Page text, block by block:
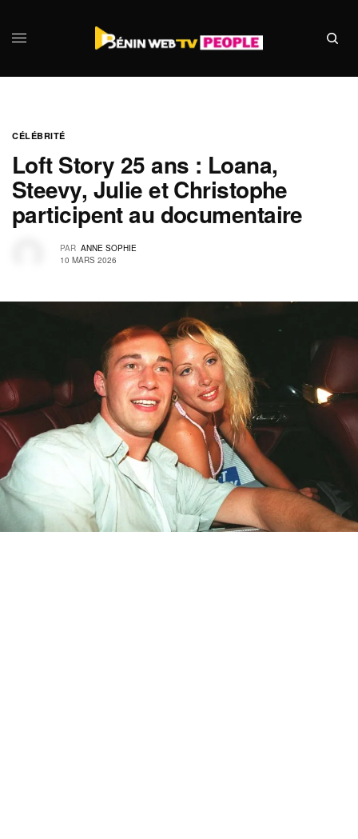
CÉLÉBRITÉ
Loft Story 25 ans : Loana,
Steevy, Julie et Christophe
participent au documentaire
PAR ANNE SOPHIE
10 MARS 2026